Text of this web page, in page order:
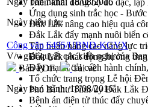
Triển khai đồng bộ đo đạc,
Ứng dụng sinh trắc học -
Đắk Lắk nâng cao hiệu quả
Đắk Lắk đẩy mạnh nuôi biển
Tập huấn nâng cao năng lực
Đắk Lắk phát động hưởng
Đẩy mạnh cải cách hành
Tổ chức trang trọng Lễ hội
Phó Bí thư Tỉnh ủy Đắk Lắk
Bệnh án điện tử thúc đẩy
Ngày hiệu lực:
Công văn 6495/UBND-KGVX
V/v giải quyết các kiến nghị của
Bản PDF
Tải về
Ngày ban hành:18/08/2016